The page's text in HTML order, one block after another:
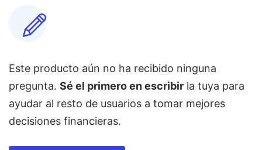
Este producto aún no ha recibido ninguna
pregunta. Sé el primero en escribir la tuya para
ayudar al resto de usuarios a tomar mejores
decisiones financieras.